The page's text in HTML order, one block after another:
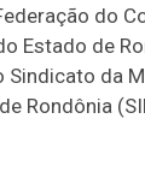
do
Estado de
Sindicato da
Rondônia